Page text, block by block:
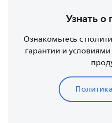
Узнать о
Ознакомьтесь с
гарантии и
Политика